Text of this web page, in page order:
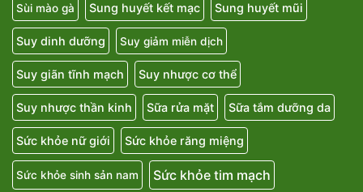
Sùi mào gà Sung huyết kết mạc Sung huyết mũi
Suy dinh dưỡng Suy giảm miễn dịch
Suy giãn tĩnh mạch Suy nhược cơ thể
Suy nhược thần kinh Sữa rửa mặt Sữa tắm dưỡng da
Sức khỏe nữ giới Sức khỏe răng miệng
Sức khỏe sinh sản nam Sức khỏe tim mạch